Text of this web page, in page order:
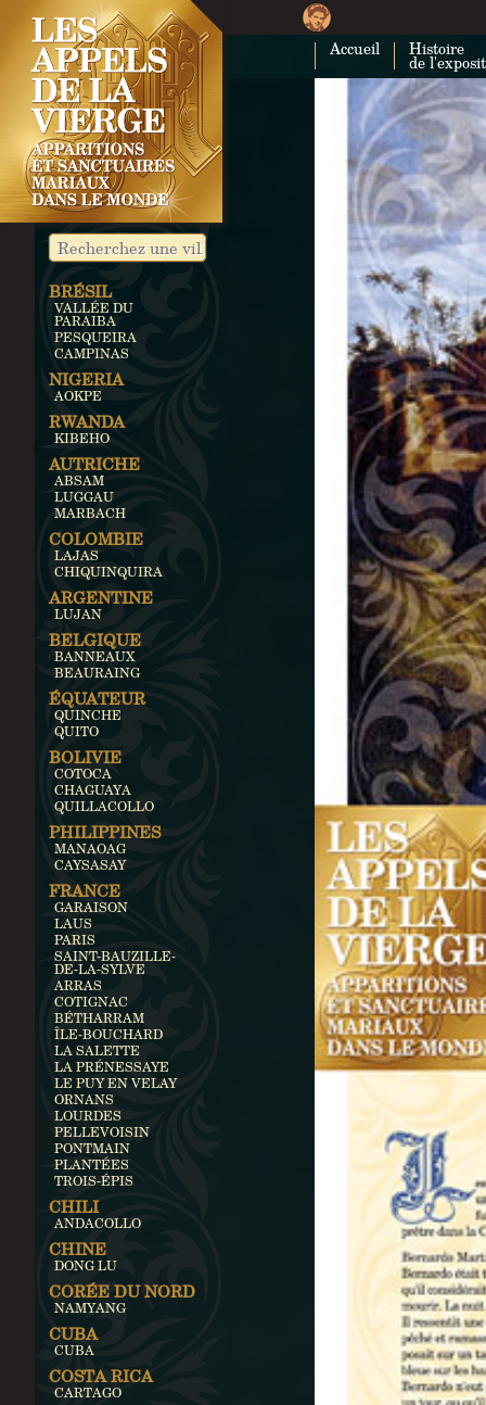
Accueil Histoire
de
BRÉSIL
VALLÉE DU
PARAIBA
PESQUEIRA
CAMPINAS
NIGERIA
AOKPE
RWANDA
KIBEHO
AUTRICHE
ABSAM
LUGGAU
MARBACH
COLOMBIE
LAJAS
CHIQUINQUIRA
ARGENTINE
LUJAN
BELGIQUE
BANNEAUX
BEAURAING
ÉQUATEUR
QUINCHE
QUITO
BOLIVIE
COTOCA
CHAGUAYA
QUILLACOLLO
PHILIPPINES
MANAOAG
CAYSASAY
FRANCE
GARAISON
LAUS
PARIS
SAINT-BAUZILLE-
DE-LA-SYLVE
ARRAS
COTIGNAC
BÉTHARRAM
ÎLE-BOUCHARD
LA SALETTE
LA PRÉNESSAYE
LE PUY EN VELAY
ORNANS
LOURDES
PELLEVOISIN
PONTMAIN
PLANTÉES
TROIS-ÉPIS
CHILI
ANDACOLLO
CHINE
DONG LU
CORÉE DU NORD
NAMYANG
CUBA
CUBA
COSTA RICA
CARTAGO